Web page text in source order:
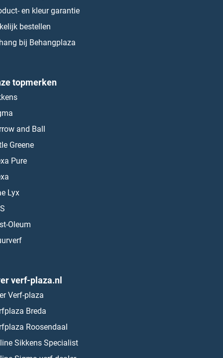
en kleur garantie
bestellen
bij Behangplaza
topmerken
and Ball
Greene
Pure
Lyx
Oleum
verf-plaza.nl
Verf-plaza
Breda
Roosendaal
Sikkens Specialist